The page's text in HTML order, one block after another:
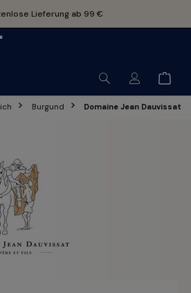
Lieferung ab 99 €
Burgund Domaine Jean Dauvissat